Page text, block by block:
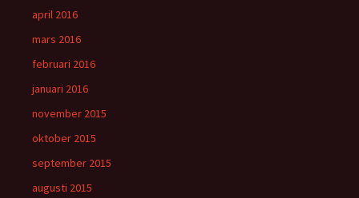
april 2016
mars 2016
februari 2016
januari 2016
november 2015
oktober 2015
september 2015
augusti 2015